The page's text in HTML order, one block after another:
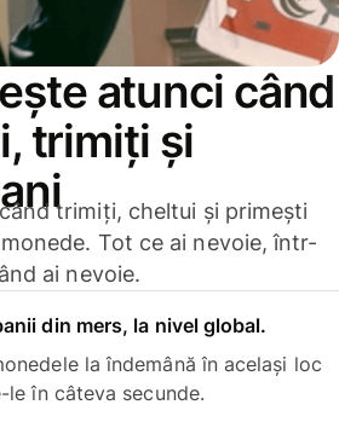
atunci când
trimiți și
trimiți, cheltui și primești
Tot ce ai nevoie, într-
ai nevoie.
din mers, la nivel global.
la îndemână în același loc
în câteva secunde.